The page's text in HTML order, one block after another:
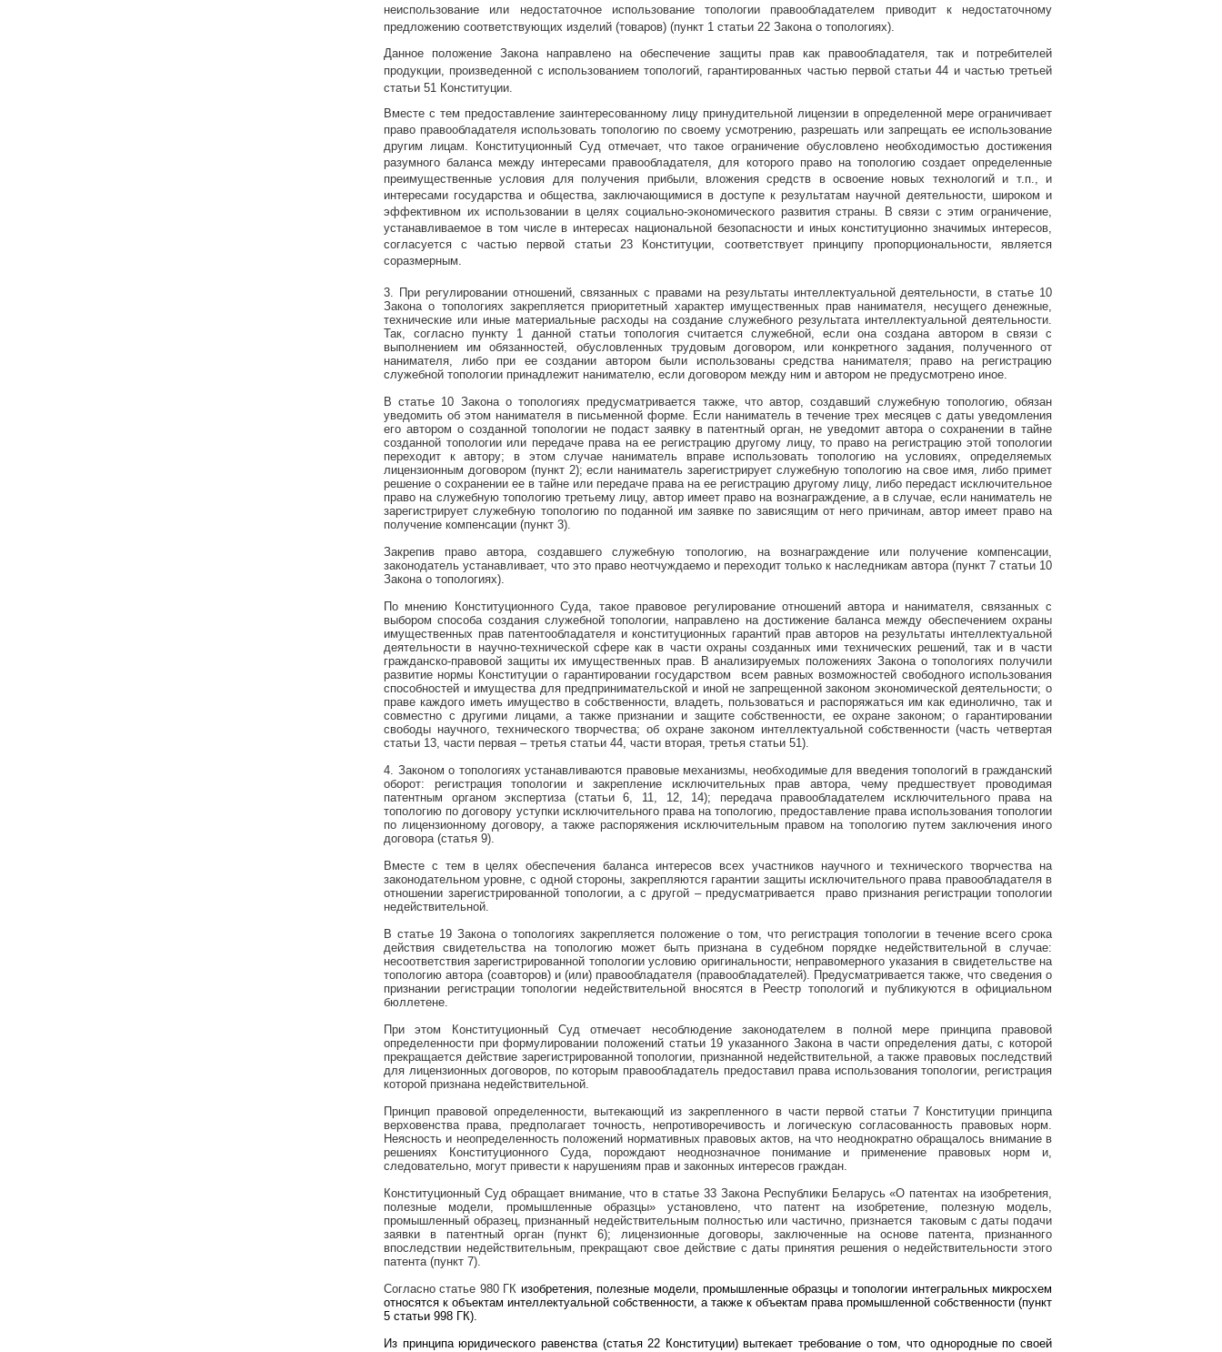
неиспользование или недостаточное использование топологии правообладателем приводит к недостаточному
предложению соответствующих изделий (товаров) (пункт 1 статьи 22 Закона о топологиях).
Данное положение Закона направлено на обеспечение защиты прав как правообладателя, так и потребителей
продукции, произведенной с использованием топологий, гарантированных частью первой статьи 44 и частью третьей
статьи 51 Конституции.
Вместе с тем предоставление заинтересованному лицу принудительной лицензии в определенной мере ограничивает
право правообладателя использовать топологию по своему усмотрению, разрешать или запрещать ее использование
другим лицам. Конституционный Суд отмечает, что такое ограничение обусловлено необходимостью достижения
разумного баланса между интересами правообладателя, для которого право на топологию создает определенные
преимущественные условия для получения прибыли, вложения средств в освоение новых технологий и т.п., и
интересами государства и общества, заключающимися в доступе к результатам научной деятельности, широком и
эффективном их использовании в целях социально-экономического развития страны. В связи с этим ограничение,
устанавливаемое в том числе в интересах национальной безопасности и иных конституционно значимых интересов,
согласуется с частью первой статьи 23 Конституции, соответствует принципу пропорциональности, является
соразмерным.
3. При регулировании отношений, связанных с правами на результаты интеллектуальной деятельности, в статье 10
Закона о топологиях закрепляется приоритетный характер имущественных прав нанимателя, несущего денежные,
технические или иные материальные расходы на создание служебного результата интеллектуальной деятельности.
Так, согласно пункту 1 данной статьи топология считается служебной, если она создана автором в связи с
выполнением им обязанностей, обусловленных трудовым договором, или конкретного задания, полученного от
нанимателя, либо при ее создании автором были использованы средства нанимателя; право на регистрацию
служебной топологии принадлежит нанимателю, если договором между ним и автором не предусмотрено иное.
В статье 10 Закона о топологиях предусматривается также, что автор, создавший служебную топологию, обязан
уведомить об этом нанимателя в письменной форме. Если наниматель в течение трех месяцев с даты уведомления
его автором о созданной топологии не подаст заявку в патентный орган, не уведомит автора о сохранении в тайне
созданной топологии или передаче права на ее регистрацию другому лицу, то право на регистрацию этой топологии
переходит к автору; в этом случае наниматель вправе использовать топологию на условиях, определяемых
лицензионным договором (пункт 2); если наниматель зарегистрирует служебную топологию на свое имя, либо примет
решение о сохранении ее в тайне или передаче права на ее регистрацию другому лицу, либо передаст исключительное
право на служебную топологию третьему лицу, автор имеет право на вознаграждение, а в случае, если наниматель не
зарегистрирует служебную топологию по поданной им заявке по зависящим от него причинам, автор имеет право на
получение компенсации (пункт 3).
Закрепив право автора, создавшего служебную топологию, на вознаграждение или получение компенсации,
законодатель устанавливает, что это право неотчуждаемо и переходит только к наследникам автора (пункт 7 статьи 10
Закона о топологиях).
По мнению Конституционного Суда, такое правовое регулирование отношений автора и нанимателя, связанных с
выбором способа создания служебной топологии, направлено на достижение баланса между обеспечением охраны
имущественных прав патентообладателя и конституционных гарантий прав авторов на результаты интеллектуальной
деятельности в научно-технической сфере как в части охраны созданных ими технических решений, так и в части
гражданско-правовой защиты их имущественных прав.
В анализируемых положениях Закона о топологиях получили
развитие нормы Конституции о гарантировании государством
всем равных возможностей свободного использования
способностей и имущества для предпринимательской и иной не запрещенной законом экономической деятельности; о
праве каждого иметь имущество в собственности, владеть, пользоваться и распоряжаться им как единолично, так и
совместно с другими лицами, а также признании и защите собственности, ее охране законом; о гарантировании
свободы научного, технического творчества; об охране законом интеллектуальной собственности (часть четвертая
статьи 13, части первая – третья статьи 44, части вторая, третья статьи 51).
4. Законом о топологиях устанавливаются правовые механизмы, необходимые для введения топологий в гражданский
оборот: регистрация топологии и закрепление исключительных прав автора, чему предшествует проводимая
патентным органом экспертиза (статьи 6, 11, 12, 14); передача правообладателем исключительного права на
топологию по договору уступки исключительного права на топологию, предоставление права использования топологии
по лицензионному договору, а также распоряжения исключительным правом на топологию путем заключения иного
договора (статья 9).
Вместе с тем в целях обеспечения баланса интересов всех участников научного и технического творчества на
законодательном уровне, с одной стороны, закрепляются гарантии защиты исключительного права правообладателя в
отношении зарегистрированной топологии, а с другой – предусматривается
право признания регистрации топологии
недействительной.
В статье 19 Закона о топологиях закрепляется положение о том, что регистрация топологии в течение всего срока
действия свидетельства на топологию может быть признана в судебном порядке недействительной в случае:
несоответствия зарегистрированной топологии условию оригинальности; неправомерного указания в свидетельстве на
топологию автора (соавторов) и (или) правообладателя (правообладателей). Предусматривается также, что сведения о
признании регистрации топологии недействительной вносятся в Реестр топологий и публикуются в официальном
бюллетене.
При этом Конституционный Суд отмечает несоблюдение законодателем в полной мере принципа правовой
определенности при формулировании положений статьи 19 указанного Закона в части определения даты, с которой
прекращается действие зарегистрированной топологии, признанной недействительной, а также правовых последствий
для лицензионных договоров, по которым правообладатель предоставил права использования топологии, регистрация
которой признана недействительной.
Принцип правовой определенности, вытекающий из закрепленного в части первой статьи 7 Конституции принципа
верховенства права, предполагает точность, непротиворечивость и логическую согласованность правовых норм.
Неясность и неопределенность положений нормативных правовых актов, на что неоднократно обращалось внимание в
решениях Конституционного Суда, порождают неоднозначное понимание и применение правовых норм и,
следовательно, могут привести к нарушениям прав и законных интересов граждан.
Конституционный Суд обращает внимание, что в статье 33 Закона Республики Беларусь «О патентах на изобретения,
полезные модели, промышленные образцы» установлено, что патент на изобретение, полезную модель,
промышленный образец, признанный недействительным полностью или частично, признается
таковым с даты подачи
заявки в патентный орган (пункт 6); лицензионные договоры, заключенные на основе патента, признанного
впоследствии недействительным, прекращают свое действие с даты принятия решения о недействительности этого
патента (пункт 7).
Согласно статье 980 ГК изобретения, полезные модели, промышленные образцы и топологии интегральных микросхем
относятся к объектам интеллектуальной собственности, а также к объектам права промышленной собственности (пункт
5 статьи 998 ГК).
Из принципа юридического равенства (статья 22 Конституции) вытекает требование о том, что однородные по своей